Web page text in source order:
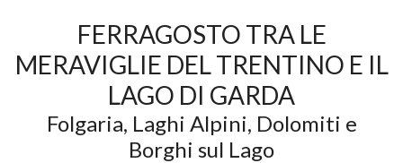
FERRAGOSTO TRA LE
MERAVIGLIE DEL TRENTINO E IL
LAGO DI GARDA
Folgaria, Laghi Alpini, Dolomiti e
Borghi sul Lago